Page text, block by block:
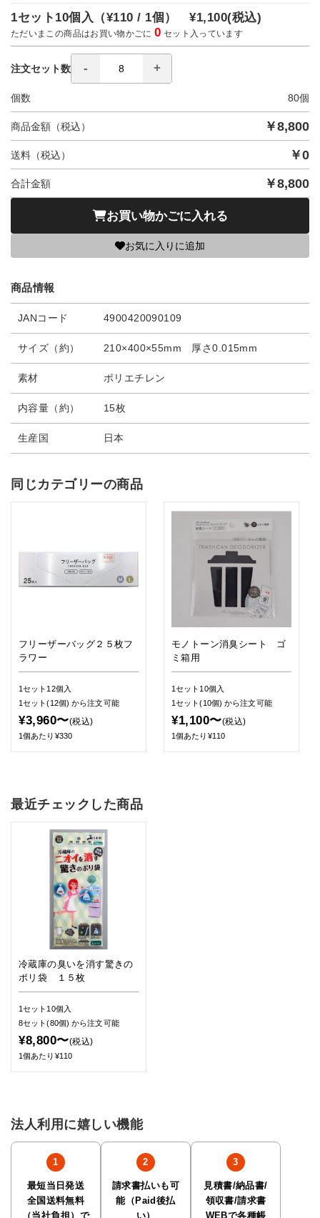
1セット10個入（¥110 / 1個）¥1,100(税込)
ただいまこの商品はお買い物かごに0 セット入っています
注文セット数
個数 80個
商品金額（税込） ￥8,800
送料（税込） ￥0
合計金額 ￥8,800
お買い物かごに入れる
お気に入りに追加
商品情報
JANコード 4900420090109
サイズ（約） 210×400×55mm 厚さ0.015mm
素材 ポリエチレン
内容量（約） 15枚
生産国 日本
同じカテゴリーの商品
フリーザーバッグ２５枚フ
ラワー
1セット12個入
1セット(12個)から注文可能
¥3,960〜(税込)
1個あたり¥330
モノトーン消臭シート ゴ
ミ箱用
1セット10個入
1セット(10個)から注文可能
¥1,100〜(税込)
1個あたり¥110
最近チェックした商品
冷蔵庫の臭いを消す驚きの
ポリ袋 １５枚
1セット10個入
8セット(80個)から注文可能
¥8,800〜(税込)
1個あたり¥110
法人利用に嬉しい機能
最短当日発送
全国送料無料
（当社負担）で
請求書払いも可
能（Paid後払
い）
見積書/納品書/
領収書/請求書
WEBで各種帳